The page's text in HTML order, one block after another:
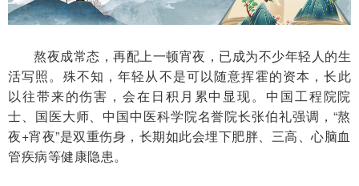
熬夜成常态，再配上一顿宵夜，已成为不少年轻人的生
活写照。殊不知，年轻从不是可以随意挥霍的资本，长此
以往带来的伤害，会在日积月累中显现。中国工程院院
士、国医大师、中国中医科学院名誉院长张伯礼强调，“熬
夜+宵夜”是双重伤身，长期如此会埋下肥胖、三高、心脑血
管疾病等健康隐患。